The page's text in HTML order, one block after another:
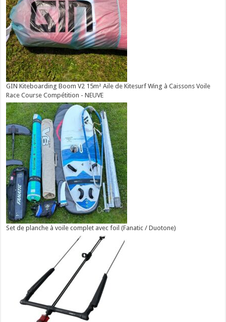
GIN Kiteboarding Boom V2 15m² Aile de Kitesurf Wing à Caissons Voile
Race Course Compétition - NEUVE
Set de planche à voile complet avec foil (Fanatic / Duotone)